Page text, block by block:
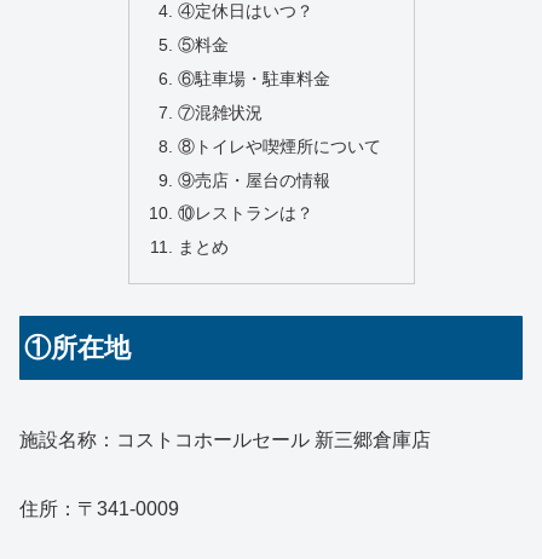
④定休日はいつ？
⑤料金
⑥駐車場・駐車料金
⑦混雑状況
⑧トイレや喫煙所について
⑨売店・屋台の情報
⑩レストランは？
まとめ
①所在地
施設名称：コストコホールセール 新三郷倉庫店
住所：〒341-0009